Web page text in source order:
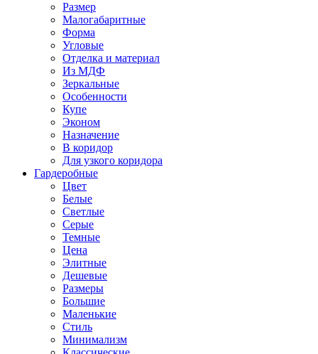
Размер
Малогабаритные
Форма
Угловые
Отделка и материал
Из МДФ
Зеркальные
Особенности
Купе
Эконом
Назначение
В коридор
Для узкого коридора
Гардеробные
Цвет
Белые
Светлые
Серые
Темные
Цена
Элитные
Дешевые
Размеры
Большие
Маленькие
Стиль
Минимализм